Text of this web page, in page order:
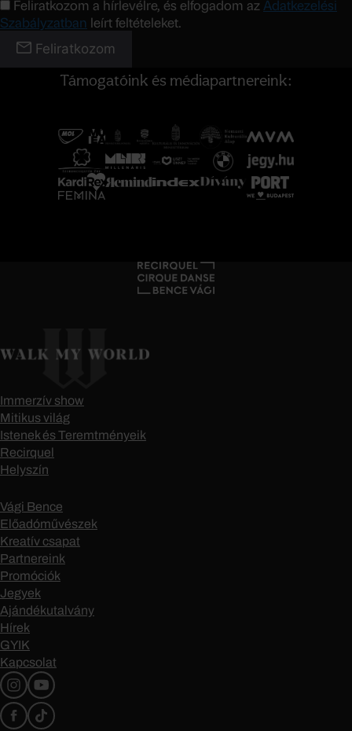
Feliratkozom a hírlevélre, és elfogadom az Adatkezelési
Szabályzatban leírt feltételeket.
Feliratkozom
Támogatóink és médiapartnereink:
Immerzív show
Mitikus világ
Istenek és Teremtményeik
Recirquel
Helyszín
Vági Bence
Előadóművészek
Kreatív csapat
Partnereink
Promóciók
Jegyek
Ajándékutalvány
Hírek
GYIK
Kapcsolat